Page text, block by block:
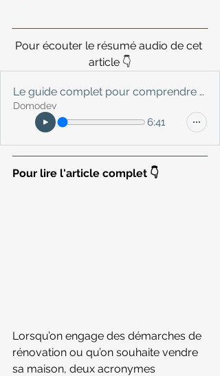
Pour écouter le résumé audio de cet
article 👇
Le guide complet pour comprendre et choisir
Domodev
6:41
Pour lire l'article complet 👇
Lorsqu’on engage des démarches de
rénovation ou qu’on souhaite vendre
sa maison, deux acronymes